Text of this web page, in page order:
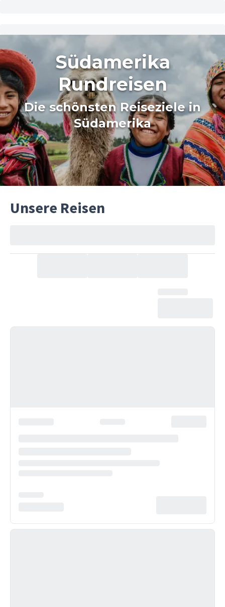
Südamerika
Rundreisen
Die schönsten Reiseziele in
Südamerika
Unsere Reisen